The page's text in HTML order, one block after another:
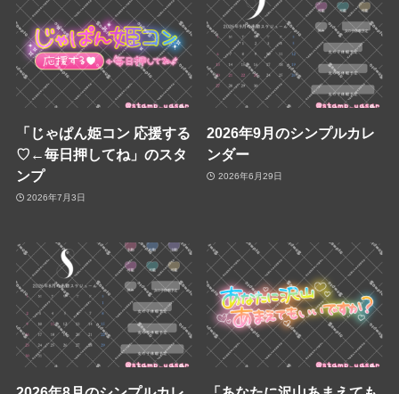
「じゃぱん姫コン 応援する
♡←毎日押してね」のスタ
ンプ
2026年7月3日
2026年9月のシンプルカレ
ンダー
2026年6月29日